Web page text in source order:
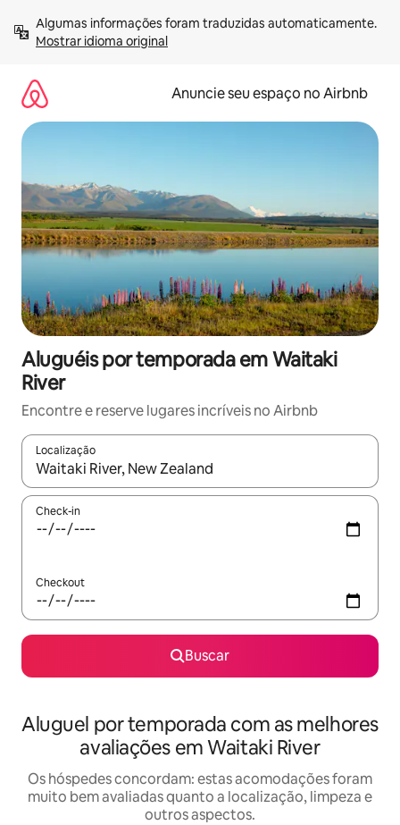
para
Mostrar idioma original
Anuncie seu espaço no Airbnb
Aluguéis por temporada em Waitaki
River
Encontre e reserve lugares incríveis no Airbnb
Localização
Quando os resultados estiverem disponíveis, explore-os
Check-in
Checkout
Buscar
Aluguel por temporada com as melhores
avaliações em Waitaki River
Os hóspedes concordam: estas acomodações foram
muito bem avaliadas quanto a localização, limpeza e
outros aspectos.